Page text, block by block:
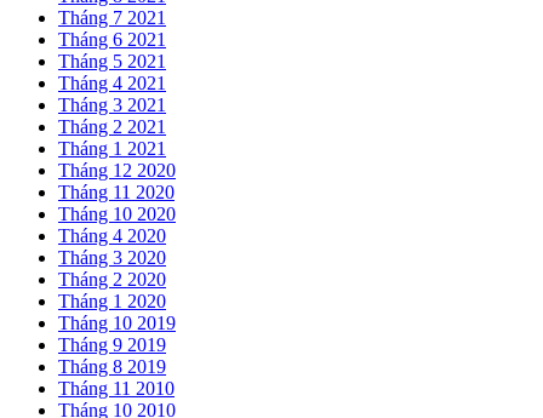
Tháng 7 2021
Tháng 6 2021
Tháng 5 2021
Tháng 4 2021
Tháng 3 2021
Tháng 2 2021
Tháng 1 2021
Tháng 12 2020
Tháng 11 2020
Tháng 10 2020
Tháng 4 2020
Tháng 3 2020
Tháng 2 2020
Tháng 1 2020
Tháng 10 2019
Tháng 9 2019
Tháng 8 2019
Tháng 11 2010
Tháng 10 2010